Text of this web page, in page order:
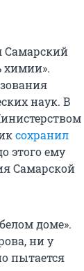
Самарский
химии».
наук. В
сохранил
этого ему
Самарской
доме».
ни у
пытается